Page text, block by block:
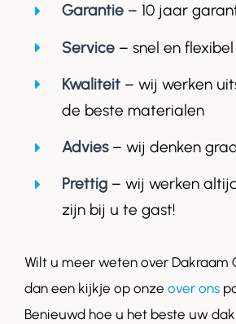
Garantie– 10 jaar
Service – snel en flexibel
Kwaliteit– wij werken
de beste materialen
Advies– wij denken
Prettig– wij werken
zijn bij u te gast!
Wilt u meer weten over Dakraam
dan een kijkje op onze over ons
Benieuwd hoe u het beste uw